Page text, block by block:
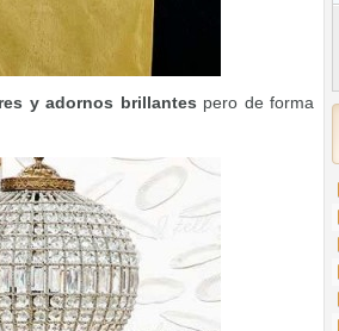
y adornos brillantes pero de forma